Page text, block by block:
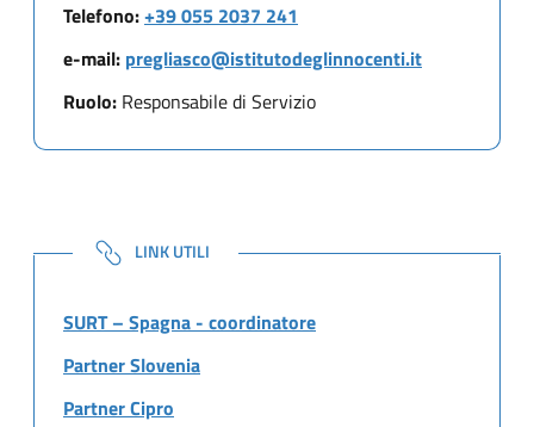
Telefono:+39 055 2037 241
e-mail: pregliasco@istitutodeglinnocenti.it
Ruolo: Responsabile di Servizio
NOTE
LINK UTILI
SURT – Spagna - coordinatore
Partner Slovenia
Partner Cipro